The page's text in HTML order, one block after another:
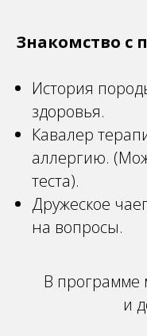
Знакомство с
История
здоровья.
Кавалер
аллергию.
теста).
Дружеское
на вопросы.
В программе
и